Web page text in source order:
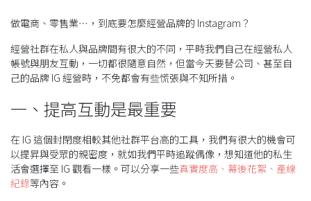
做電商、零售業⋯，到底要怎麼經營品牌的 Instagram？
經營社群在私人與品牌間有很大的不同，平時我們自己在經營私人
帳號與朋友互動，一切都很隨意自然，但當今天要替公司、甚至自
己的品牌 IG 經營時，不免都會有些慌張與不知所措。
一、提高互動是最重要
在 IG 這個封閉度相較其他社群平台高的工具，我們有很大的機會可
以提昇與受眾的親密度，就如我們平時追蹤偶像，想知道他的私生
活會選擇至 IG 觀看一樣。可以分享一些真實度高、幕後花絮、產線
紀錄等內容。